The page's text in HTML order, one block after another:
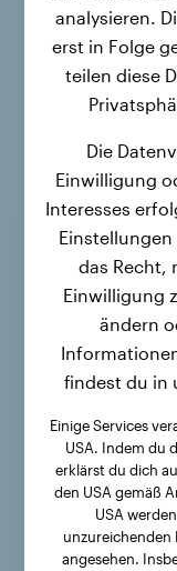
analysieren.
erst in Folge
teilen diese
Die
Einwilligung
Interesses
das Recht,
Einwilligung
ändern
findest du in
Einige Services
USA. Indem du
erklärst du dich
den USA gemäß
USA
unzureichenden
angesehen.